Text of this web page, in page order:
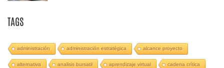
TAGS
administración administración estratégica alcance proyecto
alternativa analisis bursatil aprendizaje virtual cadena crítica